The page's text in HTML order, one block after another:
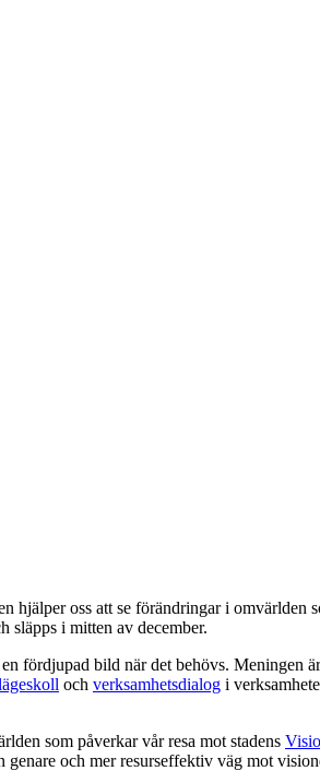
oss att se förändringar i
släpps i mitten av december.
fördjupad bild när det behövs. Meningen
och verksamhetsdialog i
som påverkar vår resa mot stadens
och mer resurseffektiv väg mot